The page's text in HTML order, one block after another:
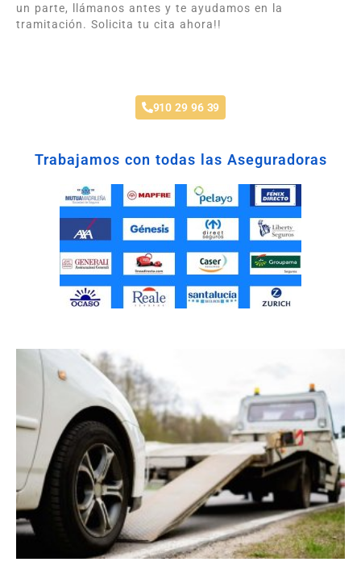
un parte, llámanos antes y te ayudamos en la
tramitación. Solicita tu cita ahora!!
910 29 96 39
Trabajamos con todas las Aseguradoras